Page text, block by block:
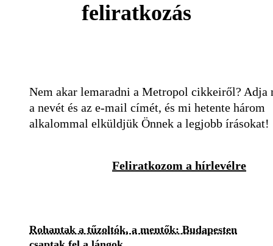
feliratkozás
Nem akar lemaradni a Metropol cikkeiről? Adja
a nevét és az e-mail címét, és mi hetente három
alkalommal elküldjük Önnek a legjobb írásokat!
Feliratkozom a hírlevélre
Rohantak a tűzoltók, a mentők: Budapesten